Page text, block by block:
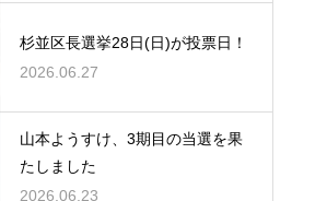
杉並区長選挙28日(日)が投票日！
2026.06.27
山本ようすけ、3期目の当選を果
たしました
2026.06.23